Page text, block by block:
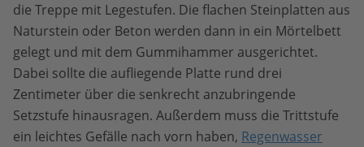
die Treppe mit Legestufen. Die flachen Steinplatten aus
Naturstein oder Beton werden dann in ein Mörtelbett
gelegt und mit dem Gummihammer ausgerichtet.
Dabei sollte die aufliegende Platte rund drei
Zentimeter über die senkrecht anzubringende
Setzstufe hinausragen. Außerdem muss die Trittstufe
ein leichtes Gefälle nach vorn haben, Regenwasser